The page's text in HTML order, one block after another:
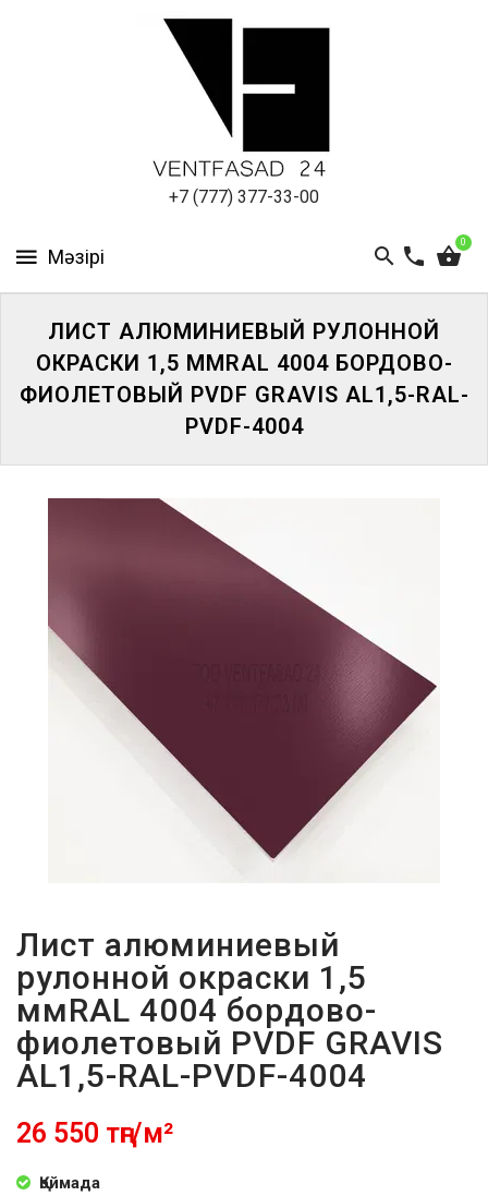
+7 (777) 377-33-00
0
ПАНЕЛИ
ЛИСТ АЛЮМИНИЕВЫЙ РУЛОННОЙ
ОКРАСКИ 1,5 ММRAL 4004 БОРДОВО-
ФИОЛЕТОВЫЙ PVDF GRAVIS AL1,5-RAL-
PVDF-4004
Лист алюминиевый
рулонной окраски 1,5
ммRAL 4004 бордово-
фиолетовый PVDF GRAVIS
AL1,5-RAL-PVDF-4004
26 550 тңг/м²
Қоймада